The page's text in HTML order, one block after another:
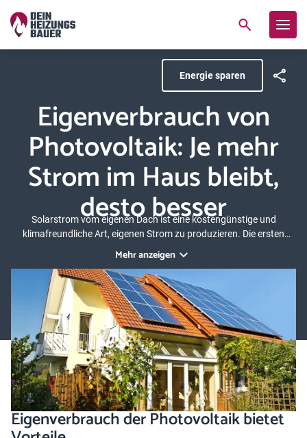
Energie sparen
Eigenverbrauch von
Photovoltaik: Je mehr
Strom im Haus bleibt,
desto besser
Solarstrom vom eigenen Dach ist eine kostengünstige und
klimafreundliche Art, eigenen Strom zu produzieren. Die ersten
in das öffentliche Stromnetz ein. Heute liegt der Fokus darauf,
möglichst viel von der Photovoltaikanlage zum Eigenverbrauch zu
nutzen. Was Sie dazu wissen sollten und wie Sie Ihren Autarkiegrad
steigern können, zeigen wir Ihnen hier.
Mehr anzeigen
Eigenverbrauch der Photovoltaik bietet